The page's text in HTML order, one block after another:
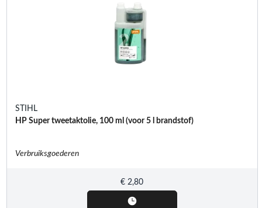
STIHL
HP Super tweetaktolie, 100 ml (voor 5 l brandstof)
Verbruiksgoederen
€ 2,80